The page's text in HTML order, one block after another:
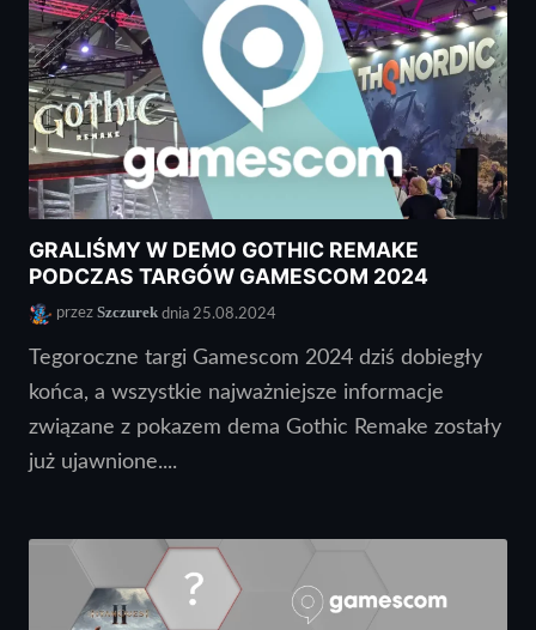
GRALIŚMY W DEMO GOTHIC REMAKE
PODCZAS TARGÓW GAMESCOM 2024
przez Szczurek dnia 25.08.2024
Tegoroczne targi Gamescom 2024 dziś dobiegły
końca, a wszystkie najważniejsze informacje
związane z pokazem dema Gothic Remake zostały
już ujawnione....